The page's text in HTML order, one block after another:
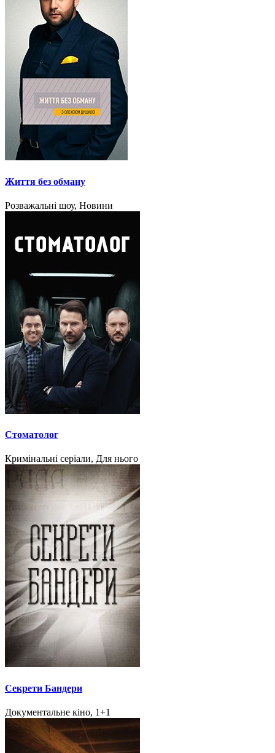
Життя без обману
Розважальні шоу, Новини
Стоматолог
Кримінальні серіали, Для нього
Секрети Бандери
Документальне кіно, 1+1